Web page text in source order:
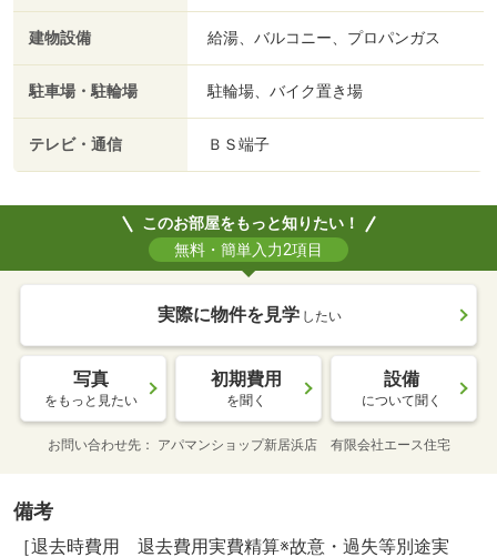
建物設備 給湯、バルコニー、プロパンガス
駐車場・駐輪場 駐輪場、バイク置き場
テレビ・通信 ＢＳ端子
このお部屋をもっと知りたい！
無料・簡単入力2項目
実際に物件を見学 したい
写真
をもっと見たい
初期費用
を聞く
設備
について聞く
お問い合わせ先 アパマンショップ新居浜店 有限会社エース住宅
備考
［退去時費用 退去費用実費精算※故意・過失等別途実